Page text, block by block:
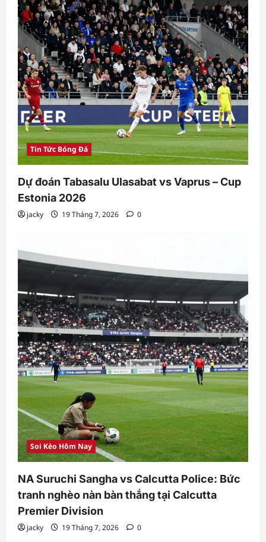
Tin Tức Bóng Đá
Dự đoán Tabasalu Ulasabat vs Vaprus – Cup
Estonia 2026
jacky 19 Tháng 7, 2026 0
Soi Kèo Hôm Nay
NA Suruchi Sangha vs Calcutta Police: Bức
tranh nghèo nàn bàn thắng tại Calcutta
Premier Division
jacky 19 Tháng 7, 2026 0